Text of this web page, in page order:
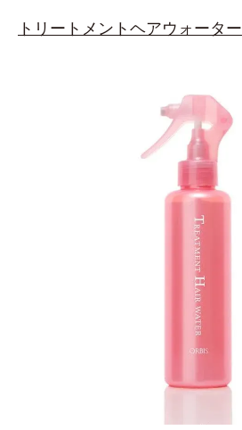
トリートメントヘアウォーター